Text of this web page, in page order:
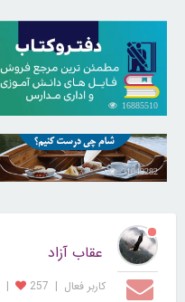
16885510
31049282
عقاب آزاد
کاربر فعال |
257
|